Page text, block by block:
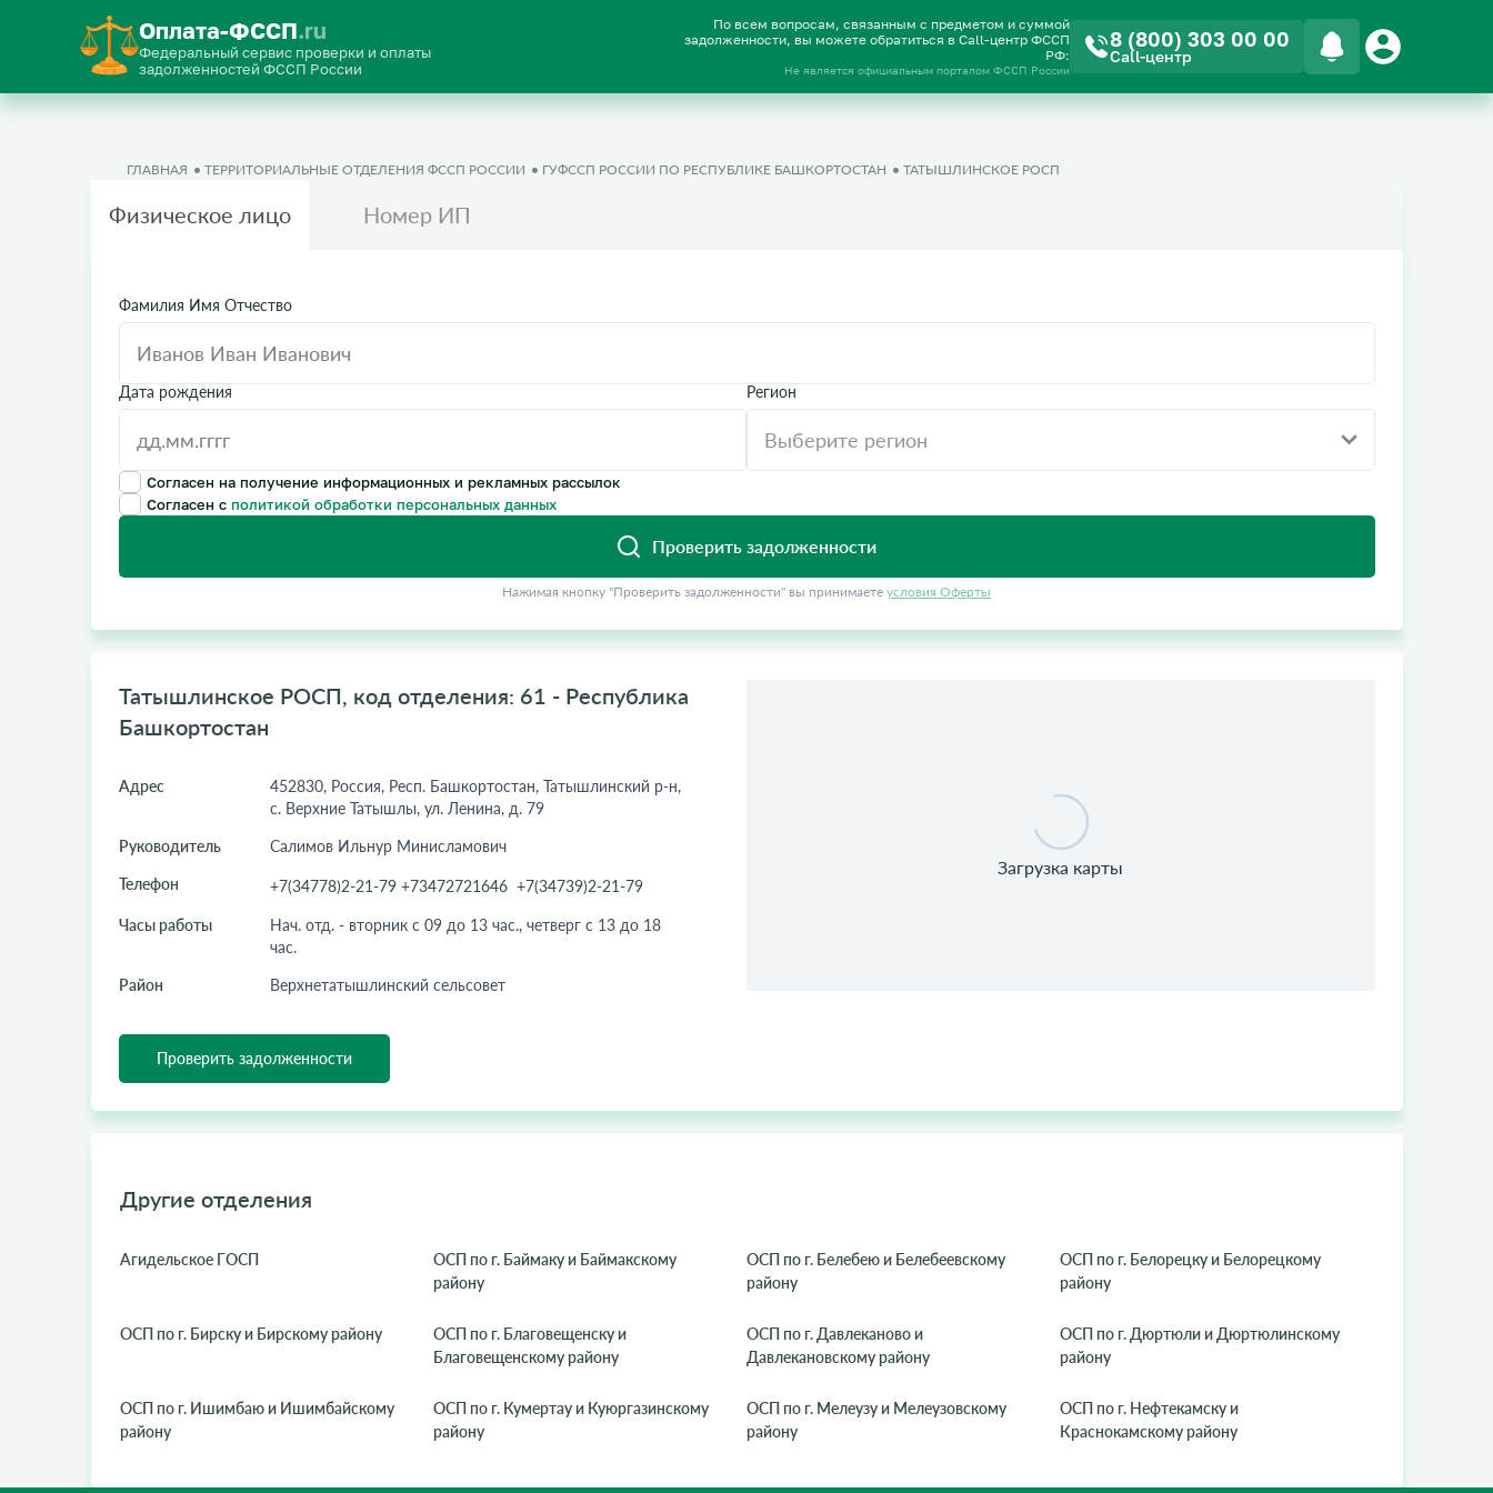
Оплата-ФССП.ru
Федеральный сервис проверки и оплаты
задолженностей ФССП России
По всем вопросам, связанным с предметом и суммой
задолженности, вы можете обратиться в Call-центр ФССП
РФ:
Не является официальным порталом ФССП России
8 (800) 303 00 00
Call-центр
ГЛАВНАЯ ТЕРРИТОРИАЛЬНЫЕ ОТДЕЛЕНИЯ ФССП РОССИИ ГУФССП РОССИИ ПО РЕСПУБЛИКЕ БАШКОРТОСТАН ТАТЫШЛИНСКОЕ РОСП
Физическое лицо Номер ИП
Фамилия Имя Отчество
Дата рождения Регион
Согласен на получение информационных и рекламных рассылок
Согласен с политикой обработки персональных данных
Проверить задолженности
Нажимая кнопку "Проверить задолженности" вы принимаете условия Оферты
Татышлинское РОСП, код отделения: 61 - Республика
Башкортостан
Адрес
452830, Россия, Респ. Башкортостан, Татышлинский р-н,
с. Верхние Татышлы, ул. Ленина, д. 79
Руководитель
Салимов Ильнур Минисламович
Телефон
+7(34778)2-21-79 +73472721646 +7(34739)2-21-79
Часы работы
Нач. отд. - вторник с 09 до 13 час., четверг с 13 до 18
час.
Район
Верхнетатышлинский сельсовет
Проверить задолженности
Другие отделения
Агидельское ГОСП
ОСП по г. Баймаку и Баймакскому
району
ОСП по г. Белебею и Белебеевскому
району
ОСП по г. Белорецку и Белорецкому
району
ОСП по г. Бирску и Бирскому району
ОСП по г. Благовещенску и
Благовещенскому району
ОСП по г. Давлеканово и
Давлекановскому району
ОСП по г. Дюртюли и Дюртюлинскому
району
ОСП по г. Ишимбаю и Ишимбайскому
району
ОСП по г. Кумертау и Куюргазинскому
району
ОСП по г. Мелеузу и Мелеузовскому
району
ОСП по г. Нефтекамску и
Краснокамскому району